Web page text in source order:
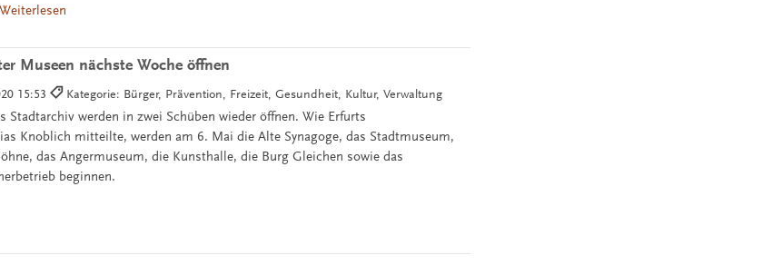
Weiterlesen
Museen nächste Woche öffnen
15:53 Kategorie: Bürger, Prävention, Freizeit, Gesundheit, Kultur, Verwaltung
Stadtarchiv werden in zwei Schüben wieder öffnen. Wie Erfurts
Knoblich mitteilte, werden am 6. Mai die Alte Synagoge, das Stadtmuseum,
das Angermuseum, die Kunsthalle, die Burg Gleichen sowie das
beginnen.